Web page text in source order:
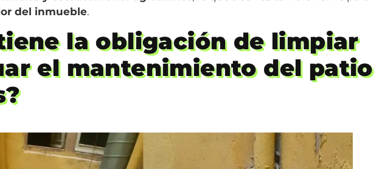
del inmueble.
la obligación de limpiar
el mantenimiento del patio